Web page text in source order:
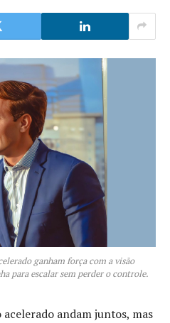
ganham força com a visão
para escalar sem perder o controle.
andam juntos, mas